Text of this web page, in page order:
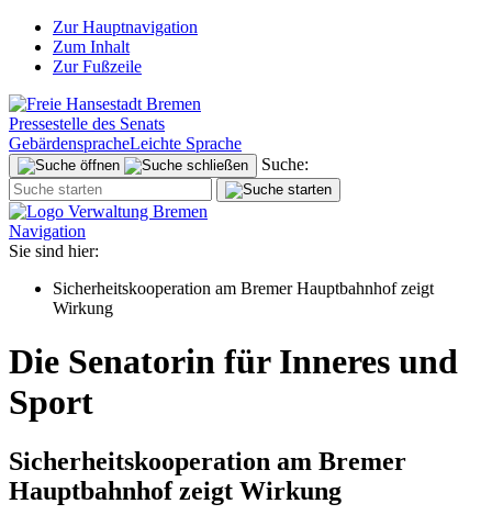
Zur Hauptnavigation
Zum Inhalt
Zur Fußzeile
Pressestelle des Senats
GebärdenspracheLeichte Sprache
Suche:
Navigation
Sie sind hier:
Sicherheitskooperation am Bremer Hauptbahnhof zeigt
Wirkung
Die Senatorin für Inneres und
Sport
Sicherheitskooperation am Bremer
Hauptbahnhof zeigt Wirkung